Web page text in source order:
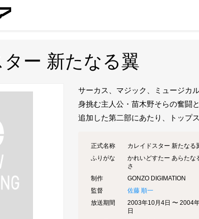
ー 新たなる翼
サーカス、マジック、ミュージカ
身挑む主人公・苗木野そらの奮闘
追加した第二部にあたり、トップ
正式名称
カレイドスター 新たなる
ふりがな
かれいどすたー あらたな
さ
制作
GONZO DIGIMATION
監督
佐藤 順一
放送期間
2003年10月4日 〜 2004
日